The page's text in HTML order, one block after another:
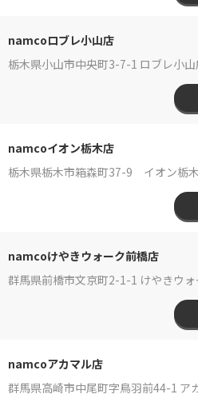
namcoロブレ小山店
栃木県小山市中央町3-7-1 ロブレ小
namcoイオン栃木店
栃木県栃木市箱森町37-9 イオン栃
namcoけやきウォーク前橋店
群馬県前橋市文京町2-1-1 けやきウ
namcoアカマル店
群馬県高崎市中尾町字鳥羽前44-1 ア